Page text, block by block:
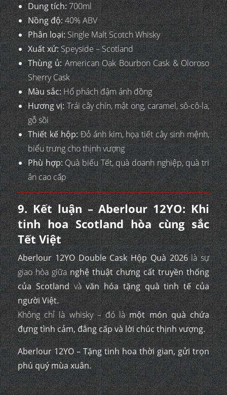
Dung tích:700ml
Nồng độ:40% ABV
Phân loại:Single Malt Scotch Whisky
Xuất xứ:Speyside – Scotland
Thùng ủ:American Oak Bourbon Cask & Oloroso
Sherry Cask
Màu sắc:Hổ phách đậm ánh đồng
Hương vị:Trái cây chín, mật ong, caramel, sô-cô-la,
gỗ sồi
Thiết kế hộp:Đỏ ánh kim, họa tiết cây sinh mệnh,
biểu trưng cho thịnh vượng
Phù hợp:Quà biếu Tết, quà doanh nghiệp, quà tri
ân cao cấp
9. Kết luận – Aberlour 12YO: Khi
tinh hoa Scotland hòa cùng sắc
Tết Việt
Aberlour 12YO Double Cask Hộp Quà 2026là sự
giao hòa giữanghệ thuật chưng cất truyền thống
của Scotlandvàvăn hóa tặng quà tinh tế của
người Việt.
Không chỉ là whisky – đó làmột món quà chứa
đựng tình cảm, đẳng cấp và lời chúc thịnh vượng.
Aberlour 12YO – Tặng tinh hoa thời gian, gửi trọn
phú quý mùa xuân.